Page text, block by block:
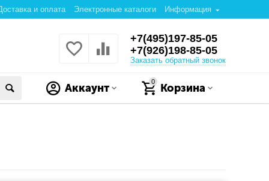
и оплата Электронные каталоги Информация
+7(495)197-85-05
+7(926)198-85-05
Заказать обратный звонок
0
Корзина
Аккаунт